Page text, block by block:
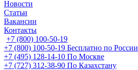
Новости
Статьи
Вакансии
Контакты
+7 (800) 100-50-19
+7 (800) 100-50-19 Бесплатно по России
+7 (495) 128-14-10 По Москве
+7 (727) 312-38-90 По Казахстану